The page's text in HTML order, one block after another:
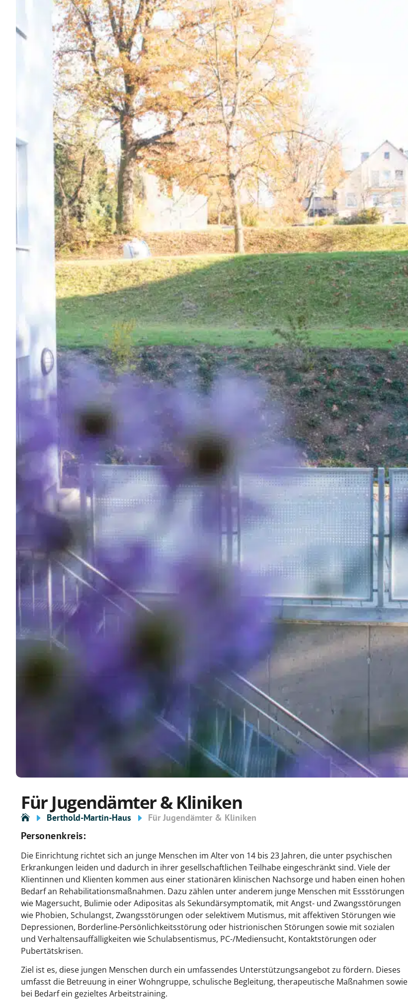
Für Jugendämter & Kliniken
Berthold-Martin-Haus Für Jugendämter & Kliniken
Personenkreis:
Die Einrichtung richtet sich an junge Menschen im Alter von 14 bis 23 Jahren, die unter psychischen
Erkrankungen leiden und dadurch in ihrer gesellschaftlichen Teilhabe eingeschränkt sind. Viele der
Klientinnen und Klienten kommen aus einer stationären klinischen Nachsorge und haben einen hohen
Bedarf an Rehabilitationsmaßnahmen. Dazu zählen unter anderem junge Menschen mit Essstörungen
wie Magersucht, Bulimie oder Adipositas als Sekundärsymptomatik, mit Angst- und Zwangsstörungen
wie Phobien, Schulangst, Zwangsstörungen oder selektivem Mutismus, mit affektiven Störungen wie
Depressionen, Borderline-Persönlichkeitsstörung oder histrionischen Störungen sowie mit sozialen
und Verhaltensauffälligkeiten wie Schulabsentismus, PC-/Mediensucht, Kontaktstörungen oder
Pubertätskrisen.
Ziel ist es, diese jungen Menschen durch ein umfassendes Unterstützungsangebot zu fördern. Dieses
umfasst die Betreuung in einer Wohngruppe, schulische Begleitung, therapeutische Maßnahmen sowie
bei Bedarf ein gezieltes Arbeitstraining.